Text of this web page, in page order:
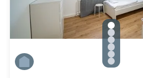
Zu Slide
Zu Slide
Zu Slide
Zu Slide
Zu Slide
Zu Slide 6